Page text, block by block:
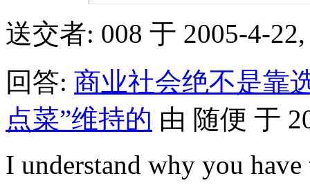
送交者: 008 于 2005-4-
回答: 商业社会绝不是靠
点菜”维持的 由 随便 于
I understand why you